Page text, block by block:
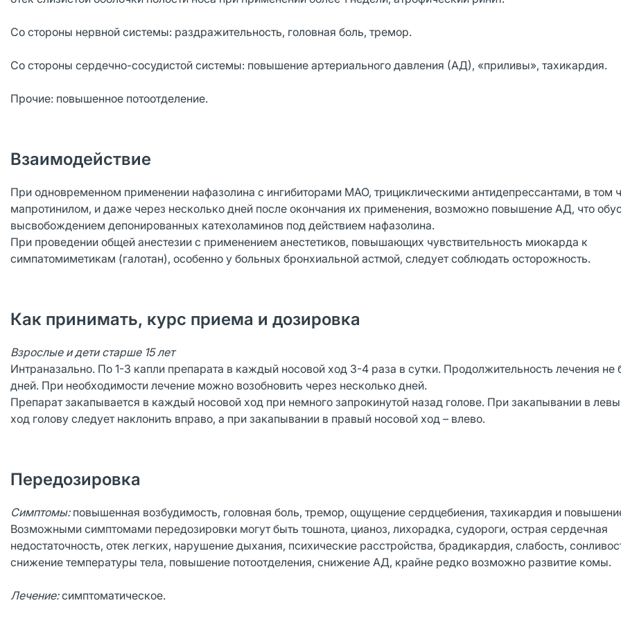
Со стороны нервной системы: раздражительность, головная боль, тремор.
Со стороны сердечно-сосудистой системы: повышение артериального давления (АД), «приливы», тахикардия.
Прочие: повышенное потоотделение.
Взаимодействие
При одновременном применении нафазолина с ингибиторами МАО, трициклическими антидепрессантами, в том
мапротинилом, и даже через несколько дней после окончания их применения, возможно повышение АД, что
высвобождением депонированных катехоламинов под действием нафазолина.
При проведении общей анестезии с применением анестетиков, повышающих чувствительность миокарда к
симпатомиметикам (галотан), особенно у больных бронхиальной астмой, следует соблюдать осторожность.
Как принимать, курс приема и дозировка
Взрослые и дети старше 15 лет
Интраназально. По 1-3 капли препарата в каждый носовой ход 3-4 раза в сутки. Продолжительность лечения не
дней. При необходимости лечение можно возобновить через несколько дней.
Препарат закапывается в каждый носовой ход при немного запрокинутой назад голове. При закапывании в
ход голову следует наклонить вправо, а при закапывании в правый носовой ход – влево.
Передозировка
Симптомы: повышенная возбудимость, головная боль, тремор, ощущение сердцебиения, тахикардия и
Возможными симптомами передозировки могут быть тошнота, цианоз, лихорадка, судороги, острая сердечная
недостаточность, отек легких, нарушение дыхания, психические расстройства, брадикардия, слабость,
снижение температуры тела, повышение потоотделения, снижение АД, крайне редко возможно развитие комы.
Лечение:симптоматическое.